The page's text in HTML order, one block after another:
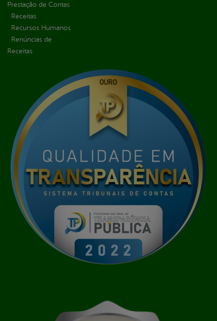
Prestação de Contas
Receitas
Recursos Humanos
Renúncias de
Receitas